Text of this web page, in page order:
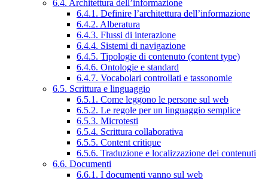
6.4. Architettura dell’informazione
6.4.1. Definire l’architettura dell’informazione
6.4.2. Alberatura
6.4.3. Flussi di interazione
6.4.4. Sistemi di navigazione
6.4.5. Tipologie di contenuto (content type)
6.4.6. Ontologie e standard
6.4.7. Vocabolari controllati e tassonomie
6.5. Scrittura e linguaggio
6.5.1. Come leggono le persone sul web
6.5.2. Le regole per un linguaggio semplice
6.5.3. Microtesti
6.5.4. Scrittura collaborativa
6.5.5. Content critique
6.5.6. Traduzione e localizzazione dei contenuti
6.6. Documenti
6.6.1. I documenti vanno sul web